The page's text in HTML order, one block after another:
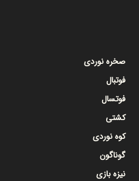
صخره نوردی
فوتبال
فوتسال
کشتی
کوه نوردی
گوناگون
نیزه بازی